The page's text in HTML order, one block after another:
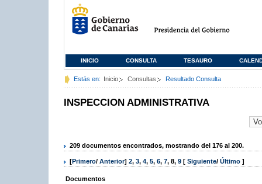
INICIO CONSULTA TESAURO
Estás en: Inicio Consultas Resultado Consulta
INSPECCION ADMINISTRATIVA
209 documentos encontrados, mostrando del 176 al 200.
[Primero/ Anterior] 2, 3, 4, 5, 6, 7, 8, 9 [ Siguiente/ Último ]
Documentos